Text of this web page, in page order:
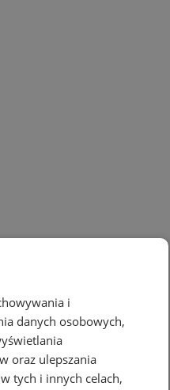
i
danych osobowych,
oraz ulepszania
tych i innych celach,